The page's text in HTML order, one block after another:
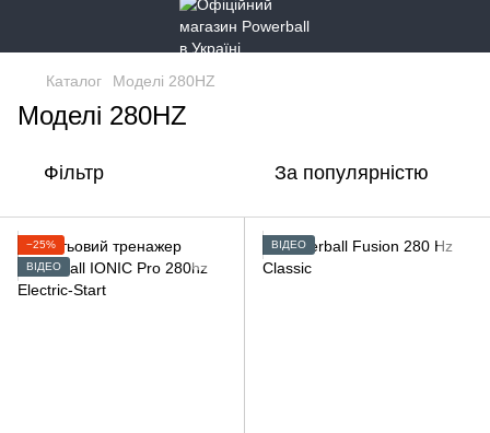
Каталог Моделі 280HZ
Моделі 280HZ
Фільтр За популярністю
−25%
ВІДЕО
ВІДЕО